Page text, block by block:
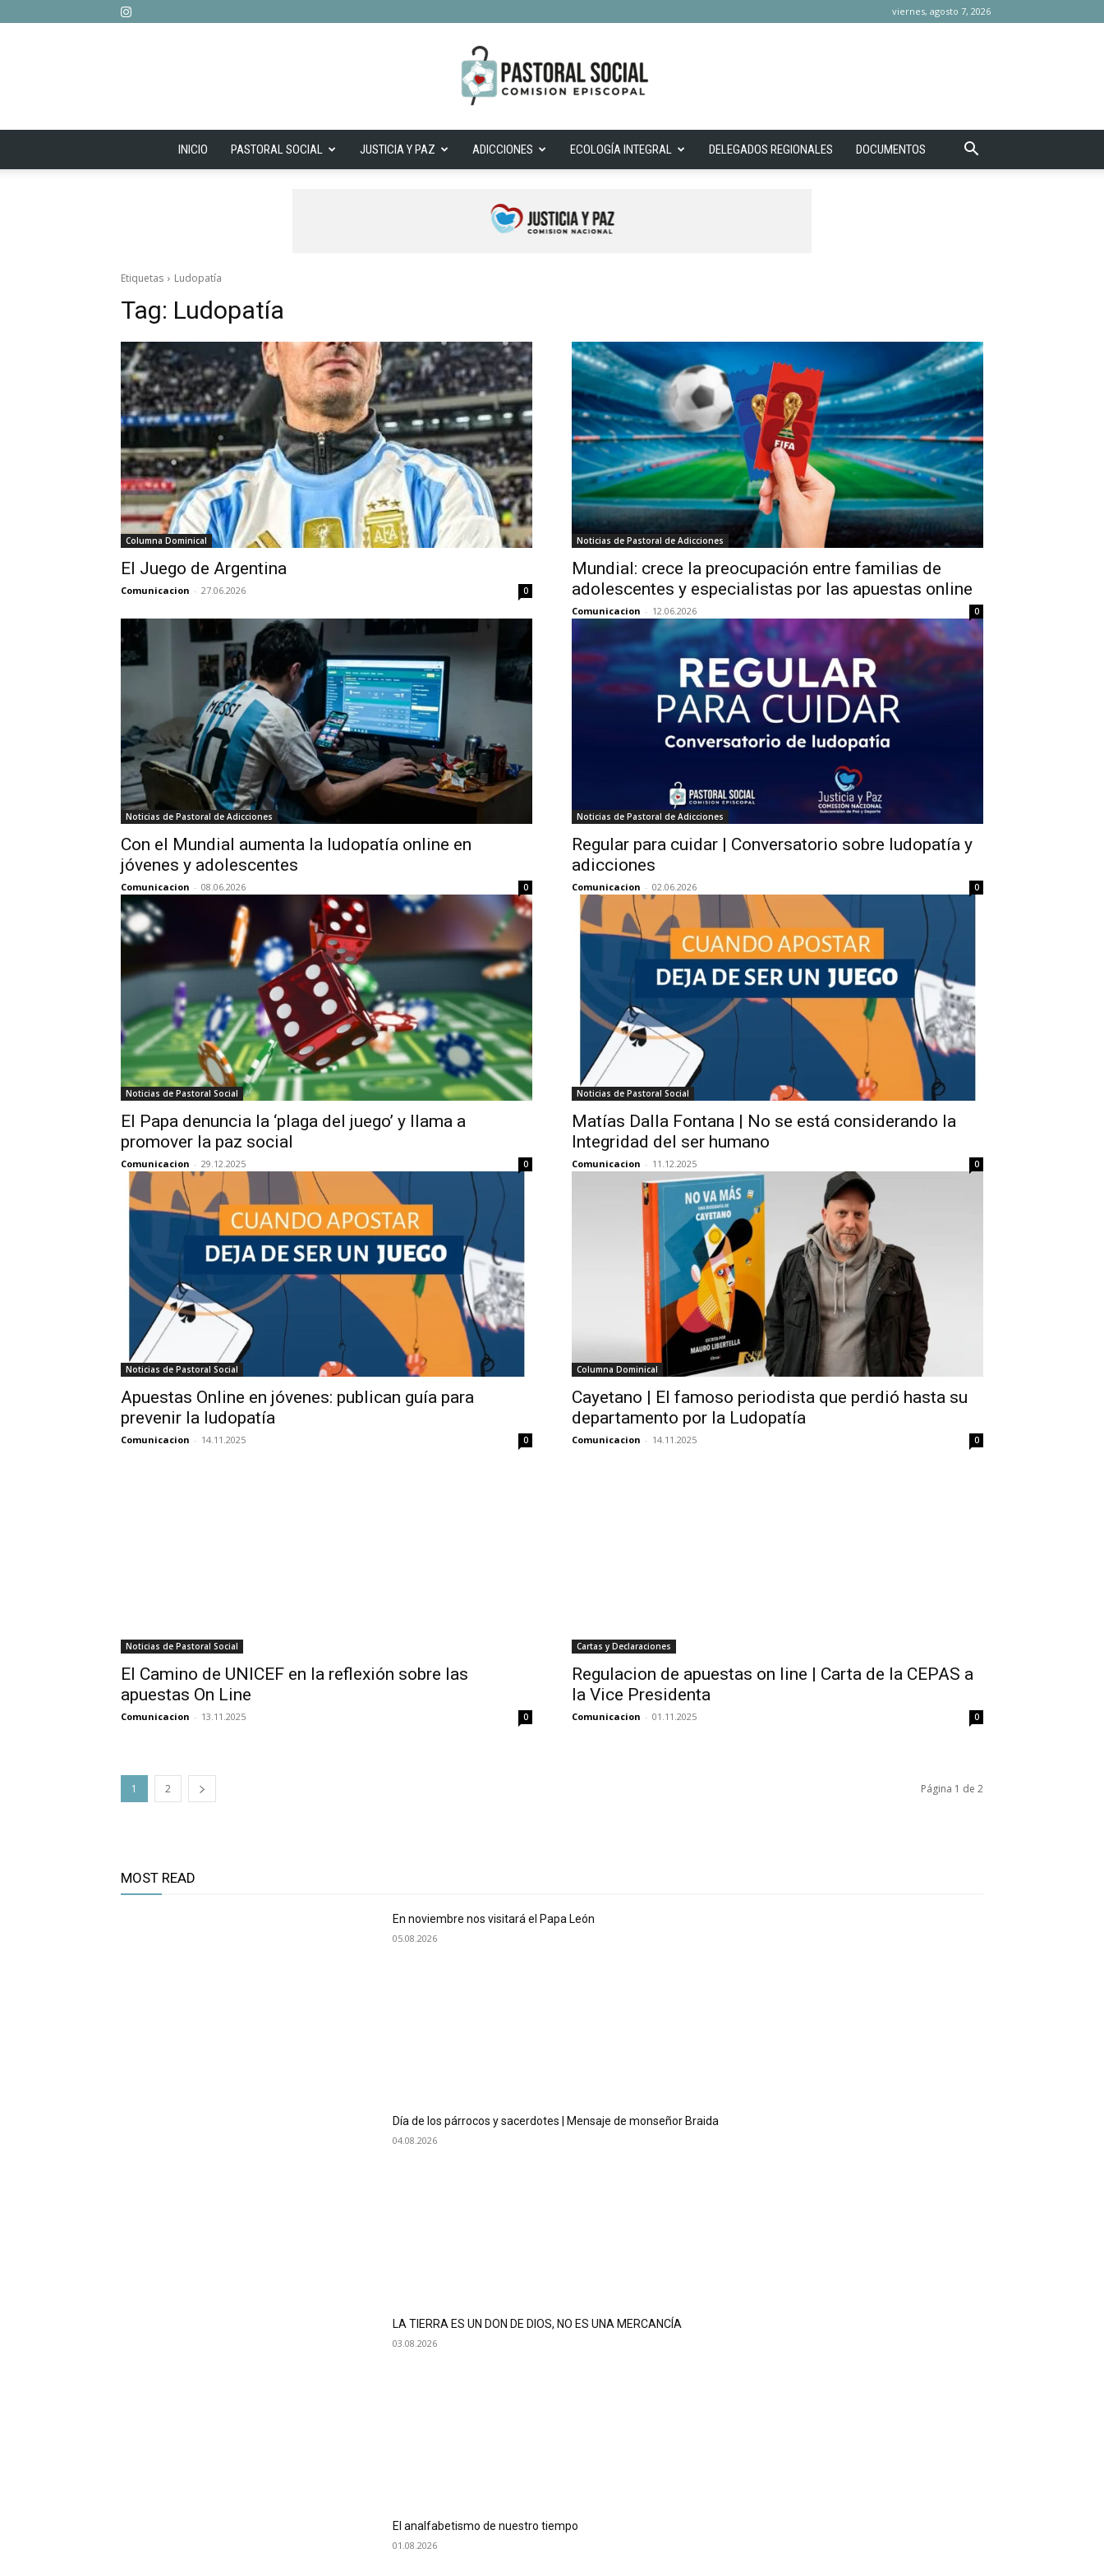
viernes, agosto 7, 2026
INICIO PASTORAL SOCIAL JUSTICIA Y PAZ ADICCIONES ECOLOGÍA INTEGRAL DELEGADOS REGIONALES DOCUMENTOS
Etiquetas Ludopatía
Tag: Ludopatía
Columna Dominical
El Juego de Argentina
Comunicacion - 27.06.2026 0
Noticias de Pastoral de Adicciones
Mundial: crece la preocupación entre familias de
adolescentes y especialistas por las apuestas online
Comunicacion - 12.06.2026 0
Noticias de Pastoral de Adicciones
Con el Mundial aumenta la ludopatía online en
jóvenes y adolescentes
Comunicacion - 08.06.2026 0
Noticias de Pastoral de Adicciones
Regular para cuidar | Conversatorio sobre ludopatía y
adicciones
Comunicacion - 02.06.2026 0
Noticias de Pastoral Social
El Papa denuncia la ‘plaga del juego’ y llama a
promover la paz social
Comunicacion - 29.12.2025 0
Noticias de Pastoral Social
Matías Dalla Fontana | No se está considerando la
Integridad del ser humano
Comunicacion - 11.12.2025 0
Noticias de Pastoral Social
Apuestas Online en jóvenes: publican guía para
prevenir la ludopatía
Comunicacion - 14.11.2025 0
Columna Dominical
Cayetano | El famoso periodista que perdió hasta su
departamento por la Ludopatía
Comunicacion - 14.11.2025 0
Noticias de Pastoral Social
El Camino de UNICEF en la reflexión sobre las
apuestas On Line
Comunicacion - 13.11.2025 0
Cartas y Declaraciones
Regulacion de apuestas on line | Carta de la CEPAS a
la Vice Presidenta
Comunicacion - 01.11.2025 0
1 2 Página 1 de 2
MOST READ
En noviembre nos visitará el Papa León
05.08.2026
Día de los párrocos y sacerdotes | Mensaje de monseñor Braida
04.08.2026
LA TIERRA ES UN DON DE DIOS, NO ES UNA MERCANCÍA
03.08.2026
El analfabetismo de nuestro tiempo
01.08.2026